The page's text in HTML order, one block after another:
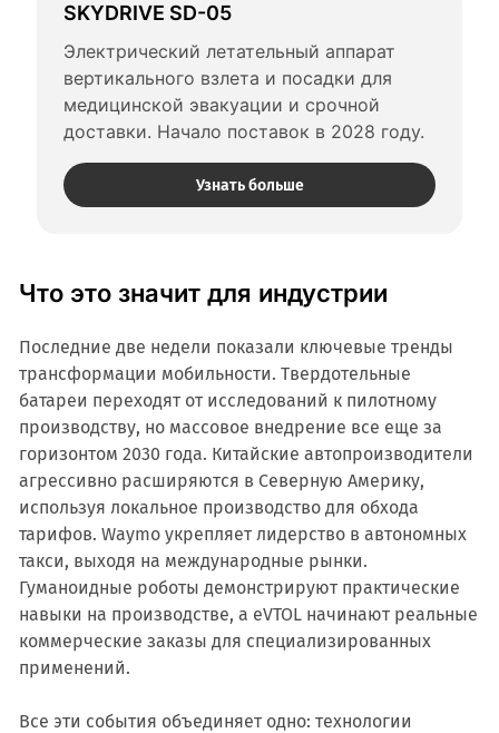
SKYDRIVE SD-05
Электрический летательный аппарат
вертикального взлета и посадки для
медицинской эвакуации и срочной
доставки. Начало поставок в 2028 году.
Узнать больше
Что это значит для индустрии
Последние две недели показали ключевые тренды
трансформации мобильности. Твердотельные
батареи переходят от исследований к пилотному
производству, но массовое внедрение все еще за
горизонтом 2030 года. Китайские автопроизводители
агрессивно расширяются в Северную Америку,
используя локальное производство для обхода
тарифов. Waymo укрепляет лидерство в автономных
такси, выходя на международные рынки.
Гуманоидные роботы демонстрируют практические
навыки на производстве, а eVTOL начинают реальные
коммерческие заказы для специализированных
применений.
Все эти события объединяет одно: технологии